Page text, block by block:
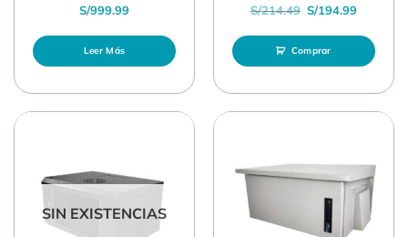
S/999.99
Leer Más
S/214.49 El precio original
S/194.99El
Comprar
SIN EXISTENCIAS